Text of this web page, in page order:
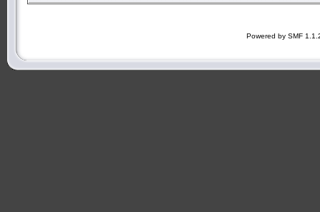
Powered by SMF